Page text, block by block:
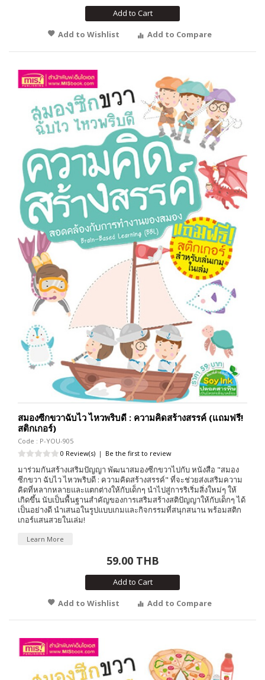
Add to Cart
Add to Wishlist
Add to Compare
สมองซีกขวาฉับไว ไหวพริบดี : ความคิดสร้างสรรค์ (แถมฟรี!
สติกเกอร์)
Code : P-YOU-905
0 Review(s) | Be the first to review
มาร่วมกันสร้างเสริมปัญญา พัฒนาสมองซีกขวาไปกับ หนังสือ "สมอง
ซีกขวา ฉับไว ไหวพริบดี : ความคิดสร้างสรรค์" ที่จะช่วยส่งเสริมความ
คิดที่หลากหลายและแตกต่างให้กับเด็กๆ นำไปสู่การริเริ่มสิ่งใหม่ๆ ให้
เกิดขึ้น นับเป็นพื้นฐานสำคัญของการเสริมสร้างสติปัญญาให้กับเด็กๆ ได้
เป็นอย่างดี นำเสนอในรูปแบบเกมและกิจกรรมที่สนุกสนาน พร้อมสติก
เกอร์แสนสวยในเล่ม!
Learn More
59.00 THB
Add to Cart
Add to Wishlist
Add to Compare